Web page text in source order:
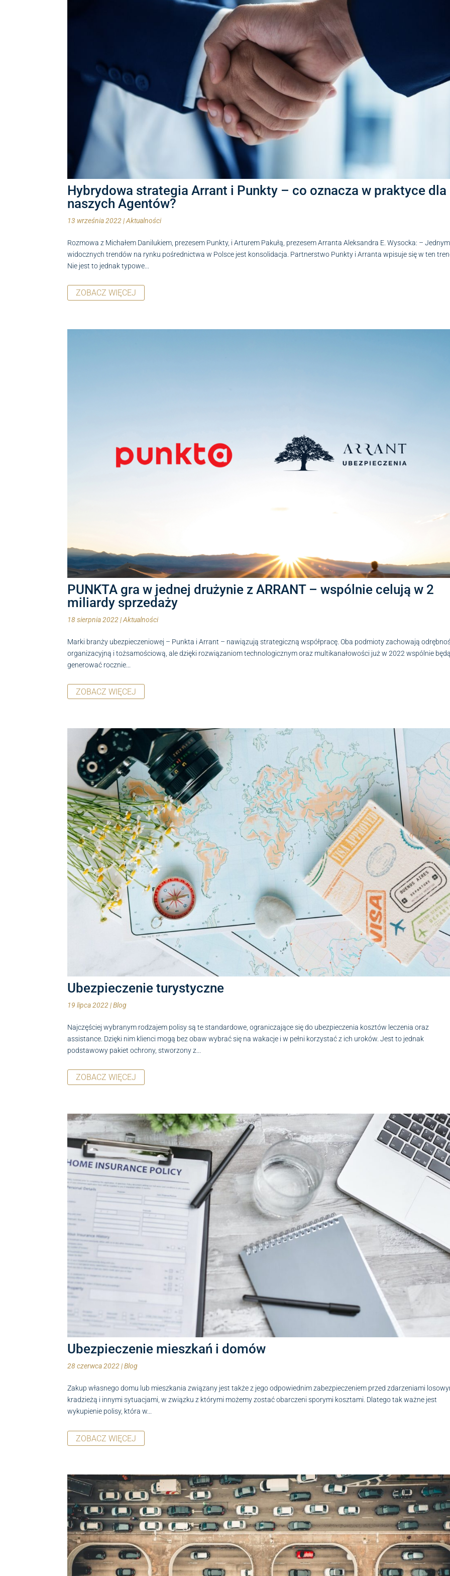
Hybrydowa strategia Arrant i Punkty – co oznacza w praktyce dla
naszych Agentów?
13 września 2022|Aktualności
Rozmowa z Michałem Danilukiem, prezesem Punkty, i Arturem Pakułą, prezesem Arranta Aleksandra E. Wysocka: –
widocznych trendów na rynku pośrednictwa w Polsce jest konsolidacja. Partnerstwo Punkty i Arranta wpisuje się w ten
Nie jest to jednak typowe...
ZOBACZ WIĘCEJ
PUNKTA gra w jednej drużynie z ARRANT – wspólnie celują w 2
miliardy sprzedaży
18 sierpnia 2022|Aktualności
Marki branży ubezpieczeniowej – Punkta i Arrant – nawiązują strategiczną współpracę. Oba podmioty zachowają
organizacyjną i tożsamościową, ale dzięki rozwiązaniom technologicznym oraz multikanałowości już w 2022 wspólnie
generować rocznie...
ZOBACZ WIĘCEJ
Ubezpieczenie turystyczne
19 lipca 2022|Blog
Najczęściej wybranym rodzajem polisy są te standardowe, ograniczające się do ubezpieczenia kosztów leczenia oraz
assistance. Dzięki nim klienci mogą bez obaw wybrać się na wakacje i w pełni korzystać z ich uroków. Jest to jednak
podstawowy pakiet ochrony, stworzony z...
ZOBACZ WIĘCEJ
Ubezpieczenie mieszkań i domów
28 czerwca 2022|Blog
Zakup własnego domu lub mieszkania związany jest także z jego odpowiednim zabezpieczeniem przed zdarzeniami
kradzieżą i innymi sytuacjami, w związku z którymi możemy zostać obarczeni sporymi kosztami. Dlatego tak ważne jest
wykupienie polisy, która w...
ZOBACZ WIĘCEJ